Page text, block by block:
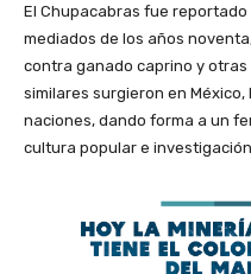
El Chupacabras fue
mediados de los años
contra ganado caprino y
similares surgieron en
naciones, dando forma a un
cultura popular e